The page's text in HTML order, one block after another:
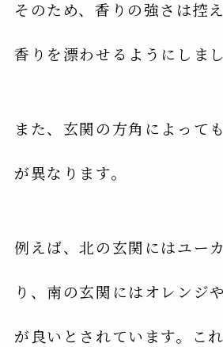
そのため、香りの強さは控
香りを漂わせるようにしまし
また、玄関の方角によって
が異なります。
例えば、北の玄関にはユー
り、南の玄関にはオレンジ
が良いとされています。こ